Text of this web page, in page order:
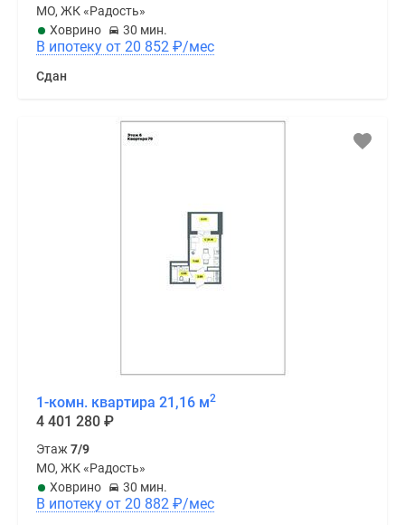
МО, ЖК «Радость»
Ховрино
30 мин.
В ипотеку от 20 852 ₽/мес
Сдан
1-комн. квартира 21,16 м2
4 401 280 ₽
Этаж 7/9
МО, ЖК «Радость»
Ховрино
30 мин.
В ипотеку от 20 882 ₽/мес